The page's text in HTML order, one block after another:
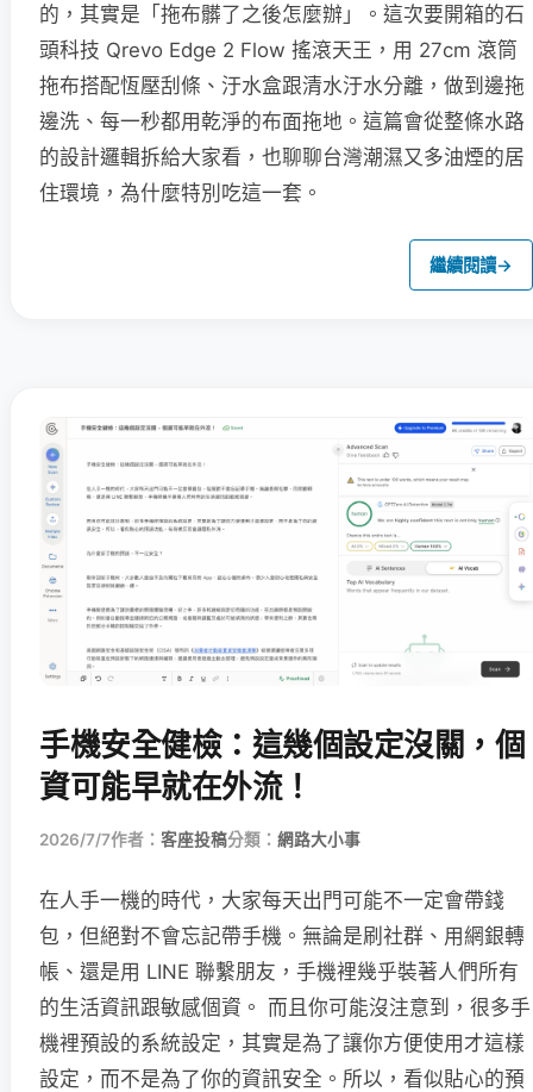
的，其實是「拖布髒了之後怎麼辦」。這次要開箱的石
頭科技 Qrevo Edge 2 Flow 搖滾天王，用 27cm 滾筒
拖布搭配恆壓刮條、汙水盒跟清水汙水分離，做到邊拖
邊洗、每一秒都用乾淨的布面拖地。這篇會從整條水路
的設計邏輯拆給大家看，也聊聊台灣潮濕又多油煙的居
住環境，為什麼特別吃這一套。
繼續閱讀→
手機安全健檢：這幾個設定沒關，個
資可能早就在外流！
2026/7/7作者： 客座投稿分類： 網路大小事
在人手一機的時代，大家每天出門可能不一定會帶錢
包，但絕對不會忘記帶手機。無論是刷社群、用網銀轉
帳、還是用 LINE 聯繫朋友，手機裡幾乎裝著人們所有
的生活資訊跟敏感個資。 而且你可能沒注意到，很多手
機裡預設的系統設定，其實是為了讓你方便使用才這樣
設定，而不是為了你的資訊安全。所以，看似貼心的預